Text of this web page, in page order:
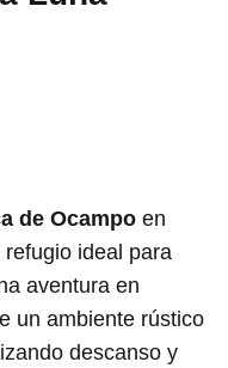
de Ocampo en
refugio ideal para
aventura en
un ambiente rústico
descanso y